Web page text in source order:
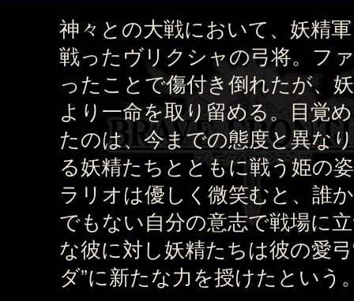
神々との大戦において、妖精
戦ったヴリクシャの弓将。フ
ったことで傷付き倒れたが、
より一命を取り留める。目覚
たのは、今までの態度と異な
る妖精たちとともに戦う姫の
ラリオは優しく微笑むと、誰
でもない自分の意志で戦場に
な彼に対し妖精たちは彼の愛
ダ”に新たな力を授けたという